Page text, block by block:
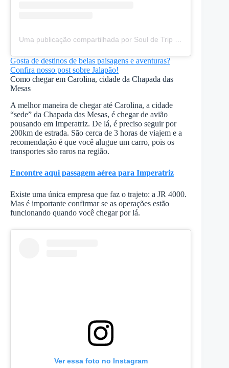
Gosta de destinos de belas paisagens e aventuras?
Confira nosso post sobre Jalapão!
Como chegar em Carolina, cidade da Chapada das
Mesas
A melhor maneira de chegar até Carolina, a cidade
“sede” da Chapada das Mesas, é chegar de avião
pousando em Imperatriz. De lá, é preciso seguir por
200km de estrada. São cerca de 3 horas de viajem e a
recomendação é que você alugue um carro, pois os
transportes são raros na região.
Encontre aqui passagem aérea para Imperatriz
Existe uma única empresa que faz o trajeto: a JR 4000.
Mas é importante confirmar se as operações estão
funcionando quando você chegar por lá.
Ver essa foto no Instagram